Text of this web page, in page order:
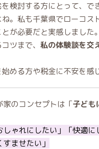
検討する方にとって、
。私も千葉県でローコ
とが必要だと実感しました
ツまで、 私の体験談を交
める方や税金に不安を感
家のコンセプトは「子ども
しゃれにしたい」「快適
すませたい」